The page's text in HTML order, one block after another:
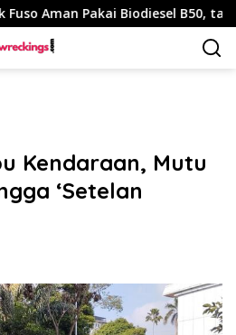
Aman Pakai Biodiesel B50, tapi Ada
Kendaraan, Mutu
‘Setelan